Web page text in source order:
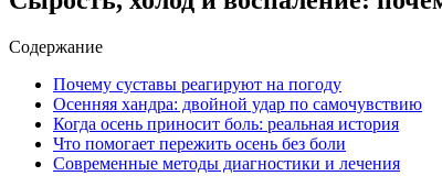
Содержание
Почему суставы реагируют на погоду
Осенняя хандра: двойной удар по самочувствию
Когда осень приносит боль: реальная история
Что помогает пережить осень без боли
Современные методы диагностики и лечения